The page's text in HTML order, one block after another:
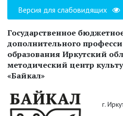
Версия для слабовидящих
Государственное
дополнительного
образования Иркутский
методический центр
«Байкал»
г.